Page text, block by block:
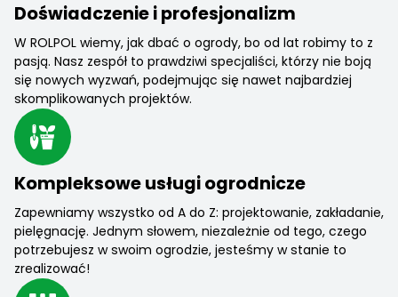
Doświadczenie i profesjonalizm
W ROLPOL wiemy, jak dbać o ogrody, bo od lat robimy to z
pasją. Nasz zespół to prawdziwi specjaliści, którzy nie boją
się nowych wyzwań, podejmując się nawet najbardziej
skomplikowanych projektów.
Kompleksowe usługi ogrodnicze
Zapewniamy wszystko od A do Z: projektowanie, zakładanie,
pielęgnację. Jednym słowem, niezależnie od tego, czego
potrzebujesz w swoim ogrodzie, jesteśmy w stanie to
zrealizować!